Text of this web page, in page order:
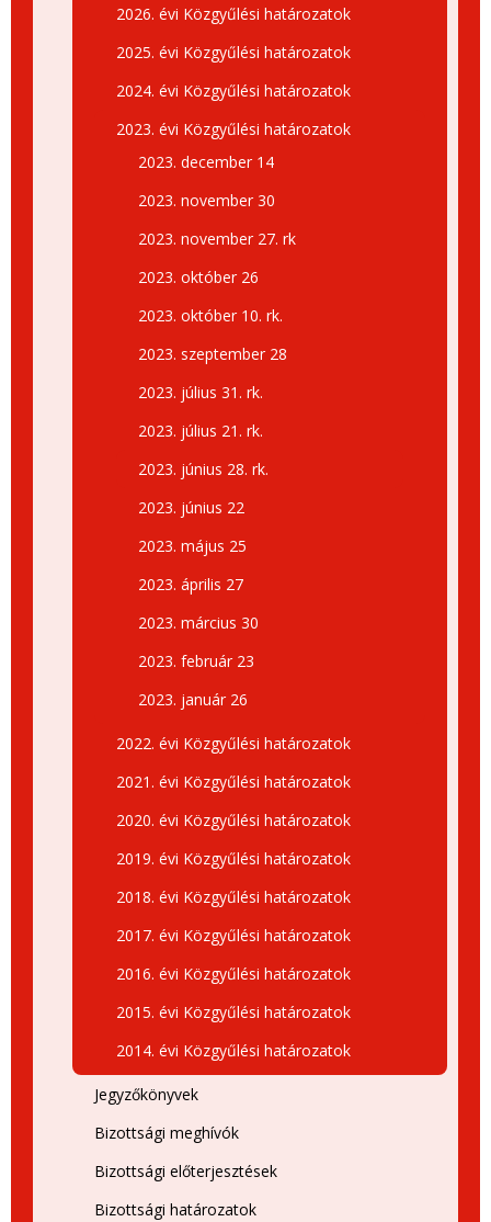
2026. évi Közgyűlési határozatok
2025. évi Közgyűlési határozatok
2024. évi Közgyűlési határozatok
2023. évi Közgyűlési határozatok
2023. december 14
2023. november 30
2023. november 27. rk
2023. október 26
2023. október 10. rk.
2023. szeptember 28
2023. július 31. rk.
2023. július 21. rk.
2023. június 28. rk.
2023. június 22
2023. május 25
2023. április 27
2023. március 30
2023. február 23
2023. január 26
2022. évi Közgyűlési határozatok
2021. évi Közgyűlési határozatok
2020. évi Közgyűlési határozatok
2019. évi Közgyűlési határozatok
2018. évi Közgyűlési határozatok
2017. évi Közgyűlési határozatok
2016. évi Közgyűlési határozatok
2015. évi Közgyűlési határozatok
2014. évi Közgyűlési határozatok
Jegyzőkönyvek
Bizottsági meghívók
Bizottsági előterjesztések
Bizottsági határozatok